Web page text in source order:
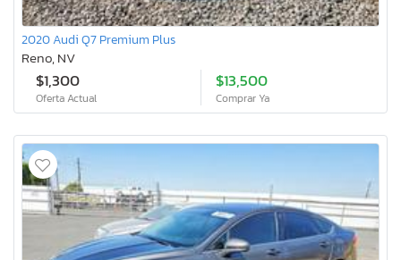
2020 Audi Q7 Premium Plus
Reno, NV
$1,300
Oferta Actual
$13,500
Comprar Ya